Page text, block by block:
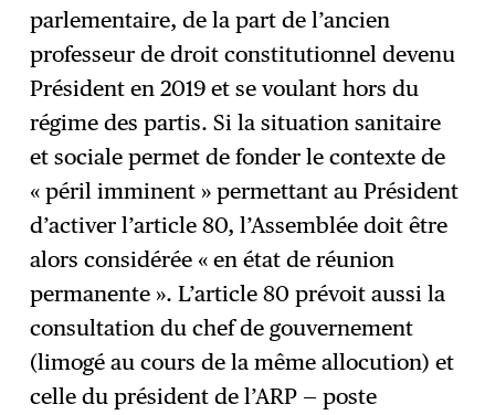
parlementaire, de la part de l’ancien
professeur de droit constitutionnel devenu
Président en 2019 et se voulant hors du
régime des partis. Si la situation sanitaire
et sociale permet de fonder le contexte de
« péril imminent » permettant au Président
d’activer l’article 80, l’Assemblée doit être
alors considérée « en état de réunion
permanente ». L’article 80 prévoit aussi la
consultation du chef de gouvernement
(limogé au cours de la même allocution) et
celle du président de l’ARP — poste